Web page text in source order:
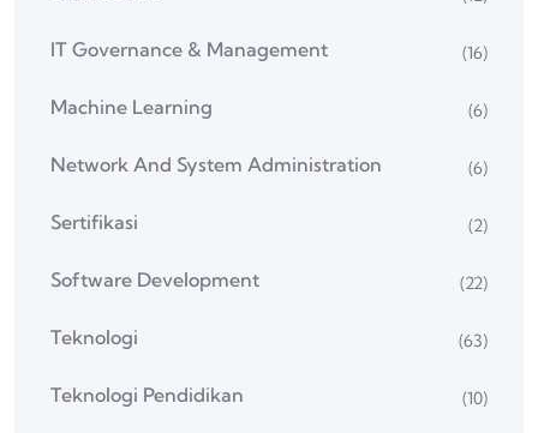
IT Governance & Management (16)
Machine Learning (6)
Network And System Administration (6)
Sertifikasi (2)
Software Development (22)
Teknologi (63)
Teknologi Pendidikan (10)